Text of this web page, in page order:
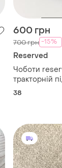
600 грн
700 грн -15%
Reserved
Чоботи
тракторній
38